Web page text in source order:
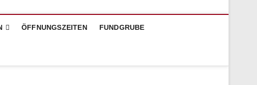
ÖFFNUNGSZEITEN FUNDGRUBE